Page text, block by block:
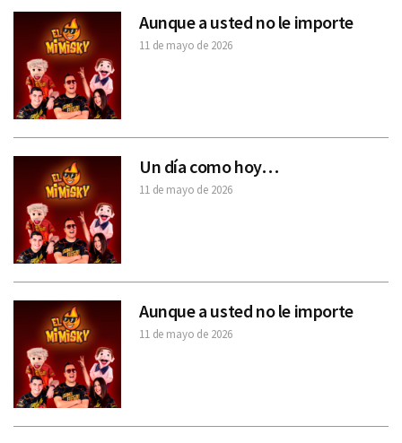
Aunque a usted no le importe
11 de mayo de 2026
Un día como hoy…
11 de mayo de 2026
Aunque a usted no le importe
11 de mayo de 2026